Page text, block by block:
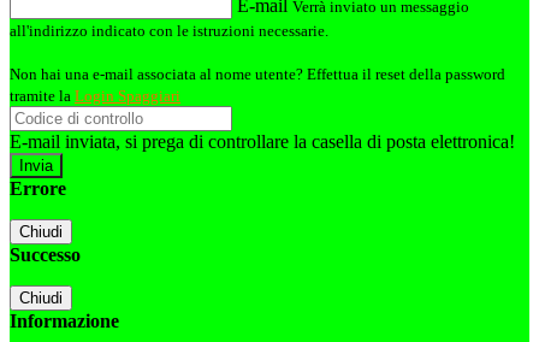
E-mail Verrà inviato un messaggio
all'indirizzo indicato con le istruzioni necessarie.
Non hai una e-mail associata al nome utente? Effettua il reset della password
tramite la Login Spaggiari
E-mail inviata, si prega di controllare la casella di posta elettronica!
Errore
Chiudi
Successo
Chiudi
Informazione